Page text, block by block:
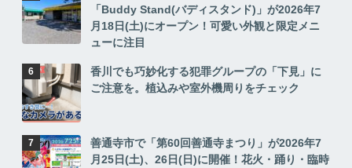
「Buddy Stand(バディスタンド)」が2026年7
月18日(土)にオープン！可愛い外観と限定メニ
ューに注目
香川でも巧妙化する犯罪グループの「下見」に
ご注意を。植込みや室外機周りをチェック
善通寺市で「第60回善通寺まつり」が2026年7
月25日(土)、26日(日)に開催！花火・踊り・臨時